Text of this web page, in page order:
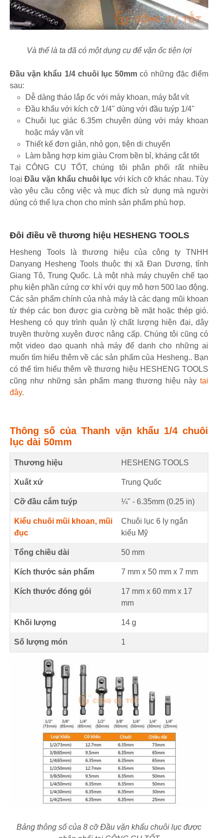
Và thế là ta đã có một dụng cụ để vặn ốc tiện lợi
Đầu vặn khẩu 1/4 chuôi lục 50mm có những đặc điểm
sau:
Dễ dàng tháo lắp ốc với máy khoan, máy bắt vít
Đầu khẩu với kích cỡ 1/4" dùng với đầu tuýp 1/4"
Chuôi lục giác 6.35m chuyên dùng với máy khoan
hoặc máy vặn vít
Thiết kế đơn giản, nhỏ gọn, tiện di chuyển
Làm bằng hợp kim giàu Crom bền bỉ, kháng cắt tốt
Tại CÔNG CỤ TỐT, chúng tôi phân phối rất nhiều
loạiĐầu vặn khẩu chuôi lục với kích cỡ khác nhau. Tùy
vào yêu cầu công việc và mục đích sử dụng mà người
dùng có thể lựa chọn cho mình sản phẩm phù hợp.
Đôi điều về thương hiệu HESHENG TOOLS
Hesheng Tools là thương hiệu của công ty TNHH
Danyang Hesheng Tools thuộc thị xã Đan Dương, tỉnh
Giang Tô, Trung Quốc. Là một nhà máy chuyên chế tạo
phụ kiện phần cứng cơ khí với quy mô hơn 500 lao động.
Các sản phẩm chính của nhà máy là các dạng mũi khoan
từ thép các bon được gia cường bề mặt hoặc thép gió.
Hesheng có quy trình quản lý chất lượng hiện đại, dây
truyền thường xuyên được nâng cấp. Chúng tôi cũng có
một video dạo quanh nhà máy để danh cho những ai
muốn tìm hiểu thêm về các sản phẩm của Hesheng.. Bạn
có thể tìm hiểu thêm về thương hiệu HESHENG TOOLS
cũng như những sản phẩm mang thương hiệu này tại
đây.
Thông số của Thanh vặn khẩu 1/4 chuôi
lục dài 50mm
Thương hiệu HESHENG TOOLS
Xuất xứ Trung Quốc
Cỡ đầu cắm tuýp ¼" - 6.35mm (0.25 in)
Kiểu chuôi mũi khoan, mũi
đục
Chuôi lục 6 ly ngắn
kiểu Mỹ
Tổng chiều dài 50 mm
Kích thước sản phẩm 7 mm x 50 mm x 7 mm
Kích thước đóng gói
17 mm x 60 mm x 17
mm
Khối lượng 14 g
Số lượng món 1
Bảng thông số của 8 cỡ Đầu vặn khẩu chuôi lục được